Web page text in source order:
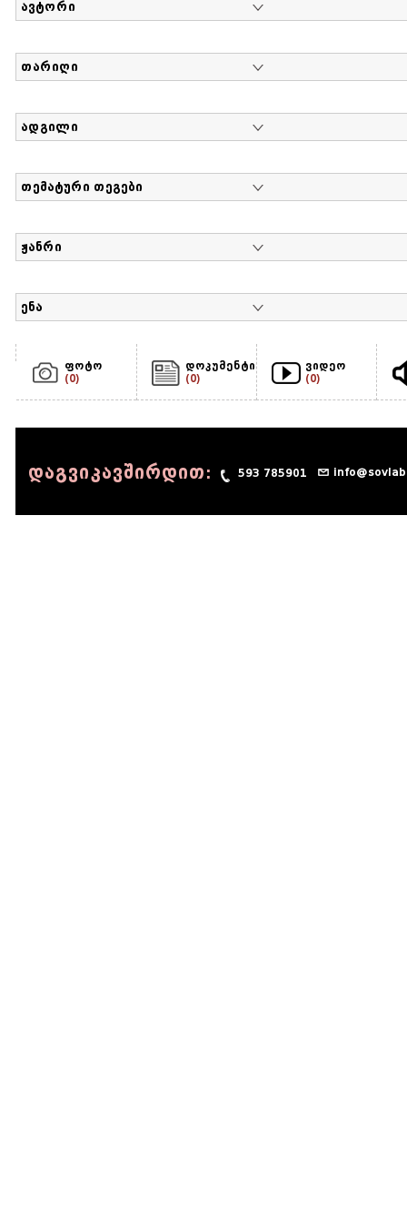
ავტორი
თარიღი
ადგილი
თემატური თეგები
ჟანრი
ენა
ფოტო
(0)
დოკუმენტი
(0)
ვიდეო
(0)
დაგვიკავშირდით: 593 785901